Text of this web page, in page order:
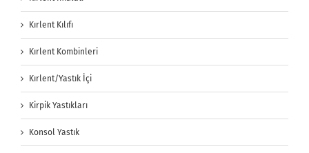
Kırlent Kılıfı
Kırlent Kombinleri
Kırlent/Yastık İçi
Kirpik Yastıkları
Konsol Yastık